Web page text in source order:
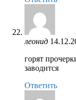
леонид
горят
заводится
Ответить